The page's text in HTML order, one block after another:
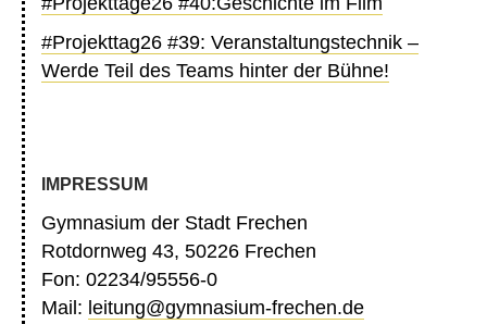
#Projekttag26 #39: Veranstaltungstechnik –
Werde Teil des Teams hinter der Bühne!
IMPRESSUM
Gymnasium der Stadt Frechen
Rotdornweg 43, 50226 Frechen
Fon: 02234/95556-0
Mail: leitung@gymnasium-frechen.de